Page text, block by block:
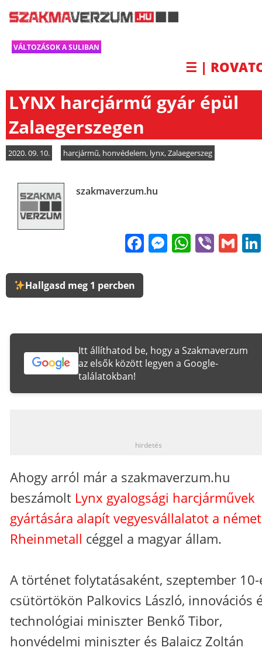
VÁLTOZÁSOK A SULIBAN
☰ |
LYNX harcjármű gyár épül
Zalaegerszegen
2020. 09. 10. harcjármű, honvédelem, lynx,Zalaegerszeg
szakmaverzum.hu
FacebookViber
Hallgasd meg 1 percben
Itt állíthatod be, hogy a Szakmaverzum
az elsők között legyen a Google-
találatokban!
hirdetés
Ahogy arról már a szakmaverzum.hu
beszámolt Lynx gyalogsági harcjárművek
gyártására alapít vegyesvállalatot a német
Rheinmetall céggel a magyar állam.
A történet folytatásaként, szeptember 10-
csütörtökön Palkovics László, innovációs
technológiai miniszter Benkő Tibor,
honvédelmi miniszter és Balaicz Zoltán